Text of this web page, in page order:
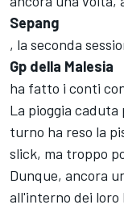
Sepang
, la seconda
Gp della Malesia
ha fatto i conti
La pioggia
turno ha reso la
slick, ma troppo
Dunque, ancora
all'interno dei loro